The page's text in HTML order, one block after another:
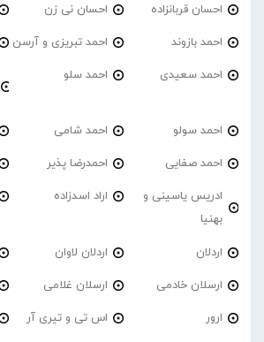
احسان قربانزاده احسان نی زن
احمد بازوند احمد تبریزی و آرسن
احمد سعیدی احمد سلو
احمد سولو احمد شامی
احمد صفایی احمدرضا پذیر
ادریس یاسینی و
بهنیا
اراد اسدزاده
اردلان اردلان لاوان
ارسلان خادمی ارسلان غلامی
ارور اس تی و تیری آر